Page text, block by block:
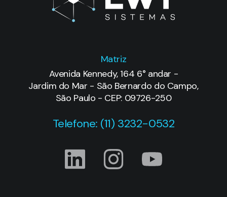
Matriz
Avenida Kennedy, 164 6° andar -
Jardim do Mar - São Bernardo do Campo,
São Paulo - CEP: 09726-250
Telefone: (11) 3232-0532